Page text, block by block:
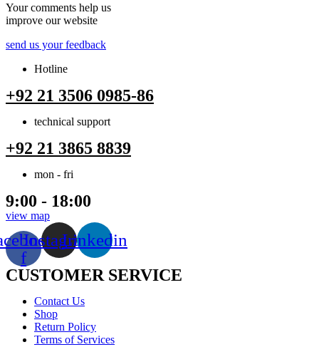
Your comments help us
improve our website
send us your feedback
Hotline
+92 21 3506 0985-86
technical support
+92 21 3865 8839
mon - fri
9:00 - 18:00
view map
f
InstagramLinkedin
CUSTOMER SERVICE
Menu
Contact Us
Shop
Return Policy
Terms of Services